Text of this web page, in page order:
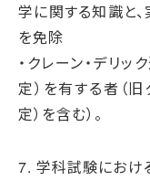
学に関する知識と
を免除
・クレーン・デリ
定）を有する者（
定）を含む）。
7. 学科試験におけ